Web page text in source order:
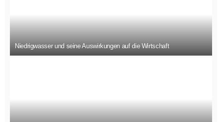
Niedrigwasser und seine Auswirkungen auf die Wirtschaft